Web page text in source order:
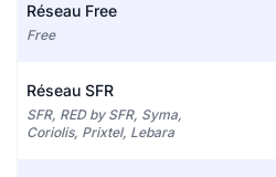
Réseau Free
Free
Réseau SFR
SFR, RED by SFR, Syma,
Coriolis, Prixtel, Lebara